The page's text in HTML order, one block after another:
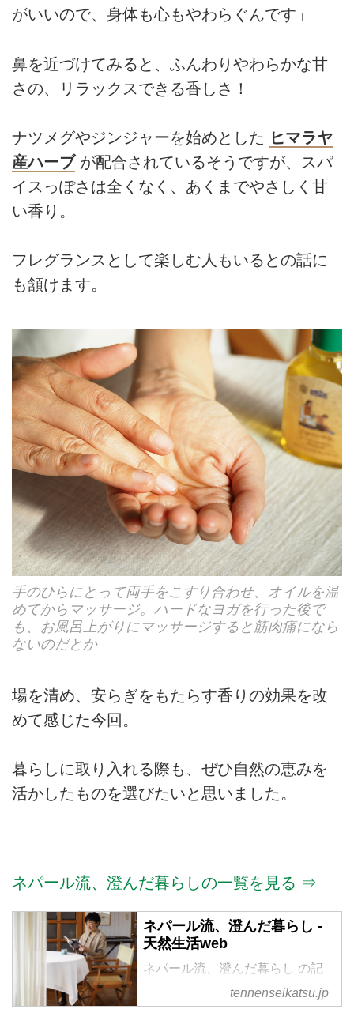
がいいので、身体も心もやわらぐんです」
鼻を近づけてみると、ふんわりやわらかな甘
さの、リラックスできる香しさ！
ナツメグやジンジャーを始めとした ヒマラヤ
産ハーブが配合されているそうですが、スパ
イスっぽさは全くなく、あくまでやさしく甘
い香り。
フレグランスとして楽しむ人もいるとの話に
も頷けます。
手のひらにとって両手をこすり合わせ、オイルを温
めてからマッサージ。ハードなヨガを行った後で
も、お風呂上がりにマッサージすると筋肉痛になら
ないのだとか
場を清め、安らぎをもたらす香りの効果を改
めて感じた今回。
暮らしに取り入れる際も、ぜひ自然の恵みを
活かしたものを選びたいと思いました。
ネパール流、澄んだ暮らしの一覧を見る ⇒
ネパール流、澄んだ暮らし -
天然生活web
ネパール流、澄んだ暮らし の記
tennenseikatsu.jp